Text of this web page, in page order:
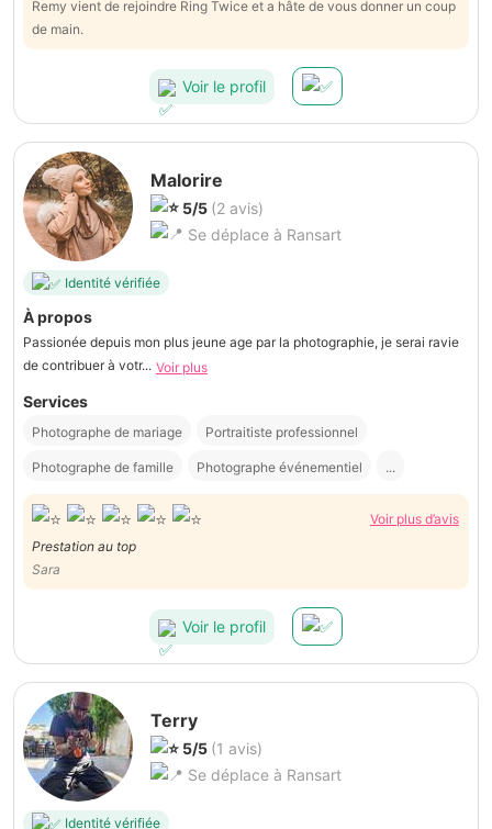
Remy vient de rejoindre Ring Twice et a hâte de vous donner un coup
de main.
Voir le profil
Malorire
5/5 (2 avis)
Se déplace à Ransart
Identité vérifiée
À propos
Passionée depuis mon plus jeune age par la photographie, je serai ravie
de contribuer à votr... Voir plus
Services
Photographe de mariage Portraitiste professionnel
Photographe de famille Photographe événementiel ...
Voir plus d’avis
Prestation au top
Sara
Voir le profil
Terry
5/5 (1 avis)
Se déplace à Ransart
Identité vérifiée